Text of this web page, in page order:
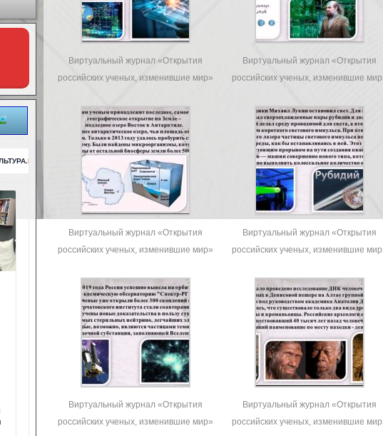
Виртуальный журнал «Открытия
российских ученых, изменившие мир»
Виртуальный журнал «Открытия
российских ученых, изменившие
Виртуальный журнал «Открытия
российских ученых, изменившие мир»
Виртуальный журнал «Открытия
российских ученых, изменившие
Виртуальный журнал «Открытия
российских ученых, изменившие мир»
Виртуальный журнал «Открытия
российских ученых, изменившие